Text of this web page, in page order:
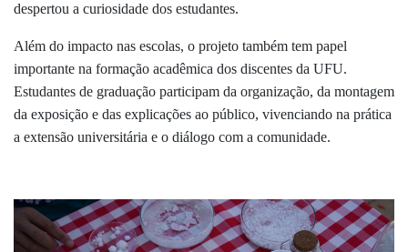
despertou a curiosidade dos estudantes.
Além do impacto nas escolas, o projeto também tem papel
importante na formação acadêmica dos discentes da UFU.
Estudantes de graduação participam da organização, da montagem
da exposição e das explicações ao público, vivenciando na prática
a extensão universitária e o diálogo com a comunidade.